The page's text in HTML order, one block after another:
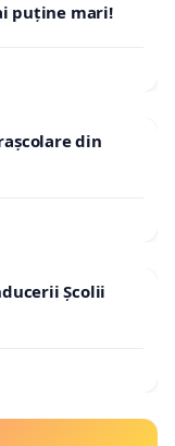
puține mari!
din
Școlii